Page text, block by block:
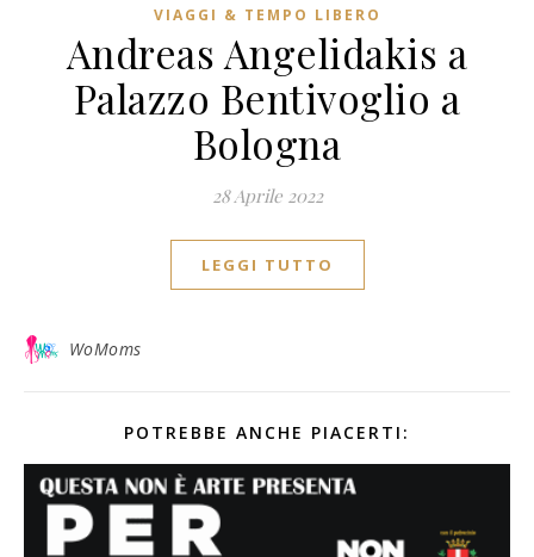
VIAGGI & TEMPO LIBERO
Andreas Angelidakis a
Palazzo Bentivoglio a
Bologna
28 Aprile 2022
LEGGI TUTTO
WoMoms
POTREBBE ANCHE PIACERTI: